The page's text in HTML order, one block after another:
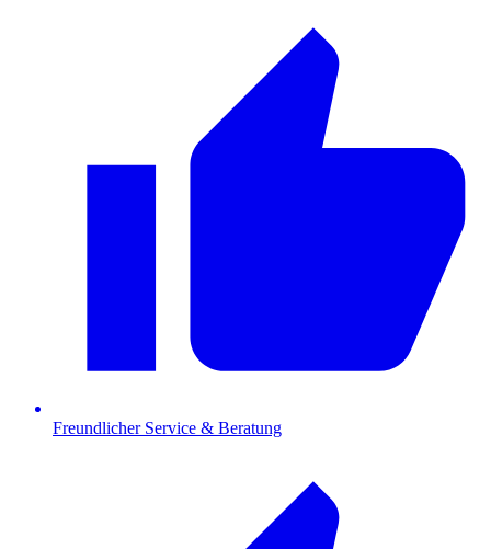
Freundlicher Service & Beratung